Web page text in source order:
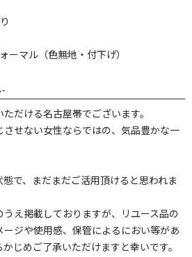
ーマル（色無地・付下げ）
-
だける名古屋帯でございます。
させない女性ならではの、気品豊かな一
で、まだまだご活用頂けると思われま
え掲載しておりますが、リユース品の
ージや使用感、保管によるにおい等があ
じめご了承いただけますと幸いです。